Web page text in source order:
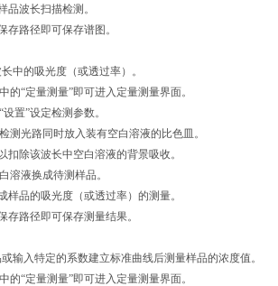
波长扫描检测。
路径即可保存谱图。
的吸光度（或透过率）。
“定量测量”即可进入定量测量界面。
置”设定检测参数。
光路同时放入装有空白溶液的比色皿。
除该波长中空白溶液的背景吸收。
液换成待测样品。
品的吸光度（或透过率）的测量。
路径即可保存测量结果。
入特定的系数建立标准曲线后测量样品的浓度值。
“定量测量”即可进入定量测量界面。